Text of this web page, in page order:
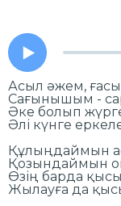
Асыл әжем,
Сағынышым -
Әке болып
Әлі күнге
Құлыңдаймын
Қозындаймын
Өзің барда
Жылауға да